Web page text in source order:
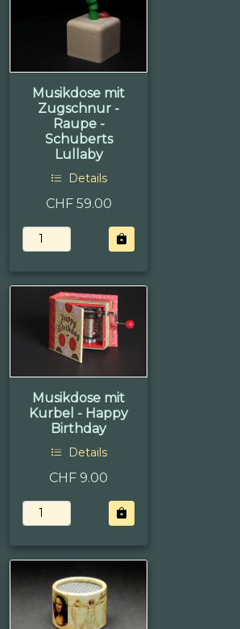
Musikdose mit
Zugschnur -
Raupe -
Schuberts
Lullaby
Details
CHF 59.00
Musikdose mit
Kurbel - Happy
Birthday
Details
CHF 9.00